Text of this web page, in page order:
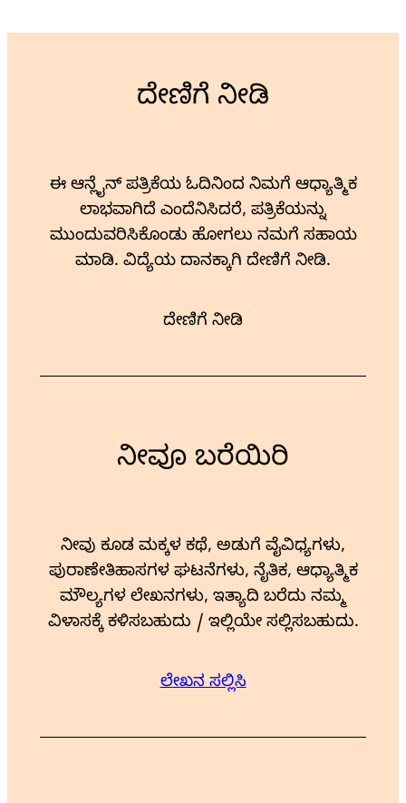
ದೇಣಿಗೆ ನೀಡಿ
ಈ ಆನ್ಲೈನ್ ಪತ್ರಿಕೆಯ ಓದಿನಿಂದ ನಿಮಗೆ ಆಧ್ಯಾತ್ಮಿಕ
ಲಾಭವಾಗಿದೆ ಎಂದೆನಿಸಿದರೆ, ಪತ್ರಿಕೆಯನ್ನು
ಮುಂದುವರಿಸಿಕೊಂಡು ಹೋಗಲು ನಮಗೆ ಸಹಾಯ
ಮಾಡಿ. ವಿದ್ಯೆಯ ದಾನಕ್ಕಾಗಿ ದೇಣಿಗೆ ನೀಡಿ.
ದೇಣಿಗೆ ನೀಡಿ
ನೀವೂ ಬರೆಯಿರಿ
ನೀವು ಕೂಡ ಮಕ್ಕಳ ಕಥೆ, ಅಡುಗೆ ವೈವಿಧ್ಯಗಳು,
ಪುರಾಣೇತಿಹಾಸಗಳ ಘಟನೆಗಳು, ನೈತಿಕ, ಆಧ್ಯಾತ್ಮಿಕ
ಮೌಲ್ಯಗಳ ಲೇಖನಗಳು, ಇತ್ಯಾದಿ ಬರೆದು ನಮ್ಮ
ವಿಳಾಸಕ್ಕೆ ಕಳಿಸಬಹುದು / ಇಲ್ಲಿಯೇ ಸಲ್ಲಿಸಬಹುದು.
ಲೇಖನ ಸಲ್ಲಿಸಿ